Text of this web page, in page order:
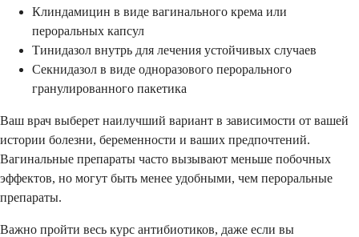
Клиндамицин в виде вагинального крема или
пероральных капсул
Тинидазол внутрь для лечения устойчивых случаев
Секнидазол в виде одноразового перорального
гранулированного пакетика
Ваш врач выберет наилучший вариант в зависимости от вашей
истории болезни, беременности и ваших предпочтений.
Вагинальные препараты часто вызывают меньше побочных
эффектов, но могут быть менее удобными, чем пероральные
препараты.
Важно пройти весь курс антибиотиков, даже если вы